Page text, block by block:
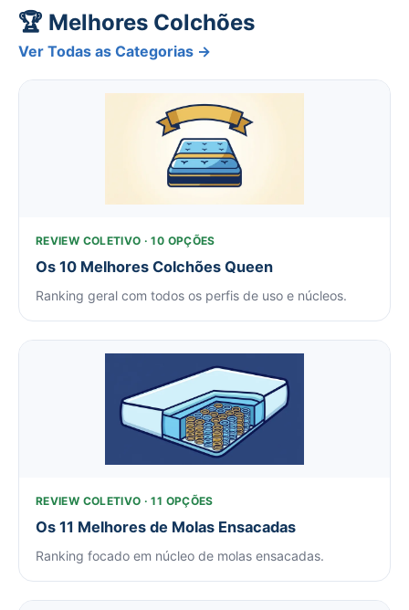
🏆 Melhores Colchões
Ver Todas as Categorias →
REVIEW COLETIVO · 10 OPÇÕES
Os 10 Melhores Colchões Queen
Ranking geral com todos os perfis de uso e núcleos.
REVIEW COLETIVO · 11 OPÇÕES
Os 11 Melhores de Molas Ensacadas
Ranking focado em núcleo de molas ensacadas.